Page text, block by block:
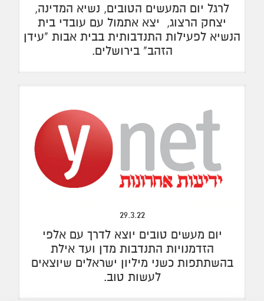
לרגל יום המעשים הטובים, נשיא המדינה,
יצחק הרצוג, יצא אתמול עם עובדי בית
הנשיא לפעילות התנדבותית בבית אבות "עידן
הזהב" בירושלים.
29.3.22
יום מעשים טובים יוצא לדרך עם אלפי
הזדמנויות התנדבות מדן ועד אילת
בהשתתפות כשני מיליון ישראלים שיוצאים
לעשות טוב.